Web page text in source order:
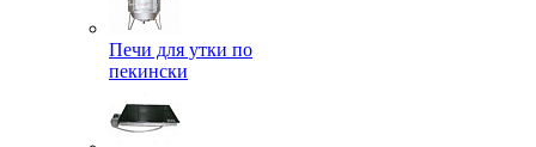
Печи для утки по
пекински